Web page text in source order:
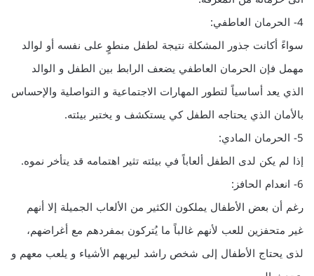
4- الحرمان العاطفي:
سواءً أكانت جذور المشكلة نتيجة لطفل منطوٍ على نفسه أو لوالد
مهمل فإن الحرمان العاطفي يضعف الرابط بين الطفل و الوالد
الذي يعد أساسياً لتطور المهارات الاجتماعية و التواصلية والإحساس
بالأمان الذي يحتاجه الطفل كي يستكشف و يختبر بيئته.
5- الحرمان المادي:
إذا لم يكن لدى الطفل ألعاباً في بيئته تثير اهتمامه قد يتأخر نموه.
6- انعدام الحافز:
رغم أن بعض الأطفال يملكون الكثير من الألعاب الجميلة إلا أنهم
غير متحفزين للعب لأنهم غالباً ما يُتركون بمفردهم مع أغراضهم،
لذى يحتاج الأطفال إلى شخص راشد ليريهم الأشياء و يلعب معهم و